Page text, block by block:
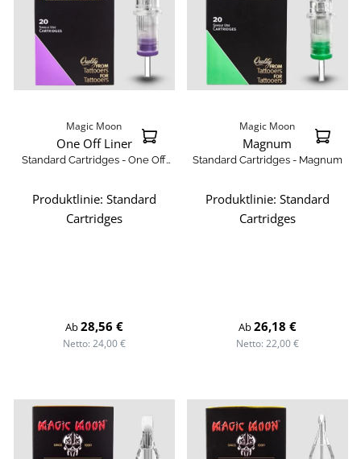
Magic Moon
One Off Liner
Standard Cartridges - One Off
Produktlinie: Standard
Cartridges
Regulärer Preis:
Ab28,56 €
Netto: 24,00 €
Magic Moon
Magnum
Standard Cartridges - Magnum
Produktlinie: Standard
Cartridges
Regulärer Preis:
Ab26,18 €
Netto: 22,00 €